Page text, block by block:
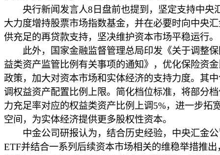
央行新闻发言人8日盘前也提到，坚定支持中央
大力度增持股票市场指数基金，并在必要时向中央
供充足的再贷款支持，坚决维护资本市场平稳运行。
此外，国家金融监督管理总局印发《关于调整保
益类资产监管比例有关事项的通知》，优化保险资
政策，加大对资本市场和实体经济的支持力度。其
调权益资产配置比例上限。简化档位标准，将部分
力充足率对应的权益类资产比例上调5%，进一步拓
空间，为实体经济提供更多股权性资本。
中金公司研报认为，结合历史经验，中央汇金公
ETF并结合一系列后续资本市场相关的维稳举措推出